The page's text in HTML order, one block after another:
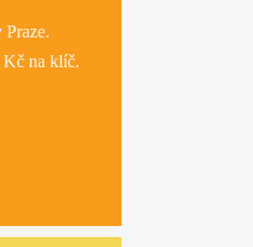
Praze.
Kč na klíč.